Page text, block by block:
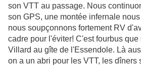
son VTT au passage. Nous
son GPS, une montée infernale
nous soupçonnons fortement RV
cadre pour l'éviter! C'est fourbus que
Villard au gîte de l'Essendole. Là
on a un abri pour les VTT, les dîners